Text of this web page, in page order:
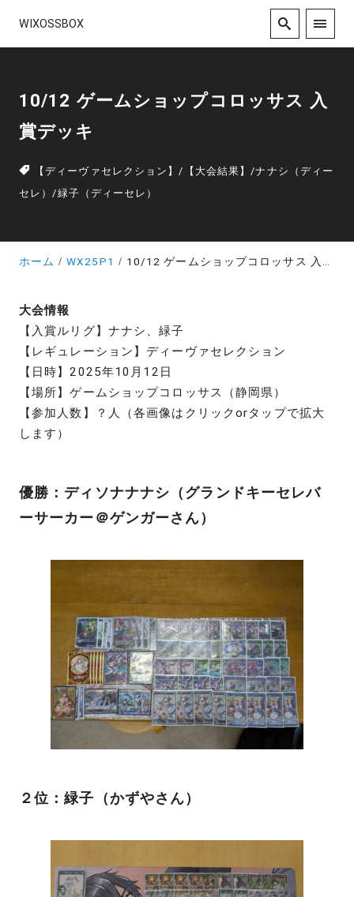
WIXOSSBOX
10/12 ゲームショップコロッサス 入
賞デッキ
【ディーヴァセレクション】/ 【大会結果】/ナナシ（ディー
セレ）/緑子（ディーセレ）
ホーム WX25P1 10/12 ゲームショップコロッサス 入賞デッキ
大会情報
【入賞ルリグ】ナナシ、緑子
【レギュレーション】ディーヴァセレクション
【日時】2025年10月12日
【場所】ゲームショップコロッサス（静岡県）
【参加人数】？人（各画像はクリックorタップで拡大
します）
優勝：ディソナナナシ（グランドキーセレバ
ーサーカー＠ゲンガーさん）
２位：緑子（かずやさん）